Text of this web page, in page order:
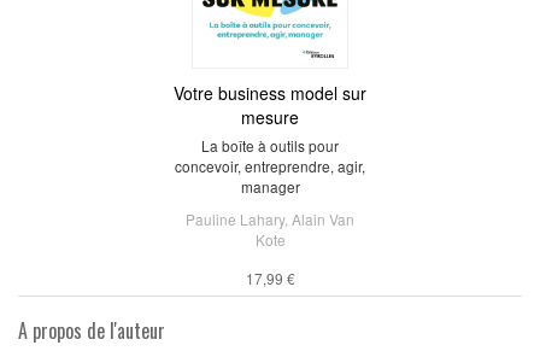
Votre business model sur
mesure
La boîte à outils pour
concevoir, entreprendre, agir,
manager
Pauline Lahary, Alain Van
Kote
17,99 €
A propos de l'auteur